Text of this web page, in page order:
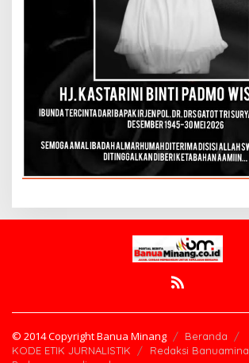
© 2014 Copyright Banua Minang
Beranda
KODE ETIK JURNALISTIK
Redaksi